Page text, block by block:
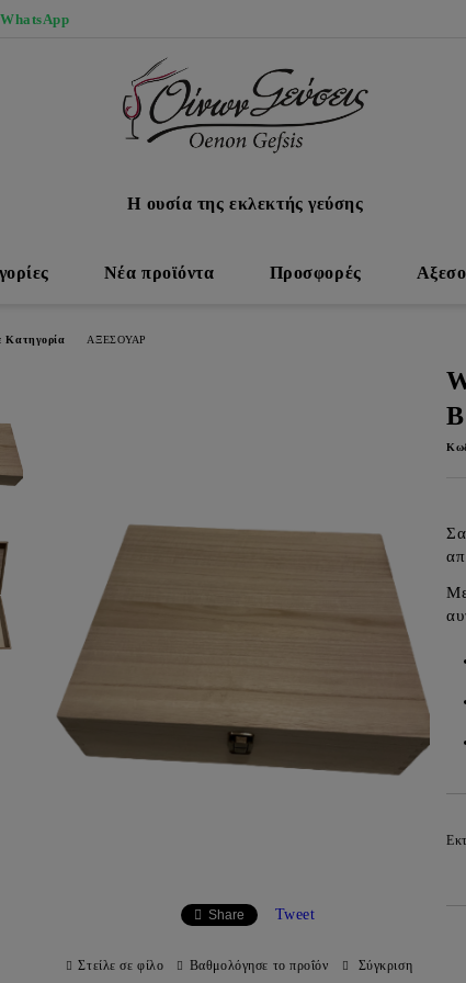
Η ουσία της εκλεκτής γεύσης
Νέα προϊόντα Προσφορές
Κατηγορία ΑΞΕΣΟΥΑΡ
Share Tweet
Στείλε σε φίλο Βαθμολόγησε το προΐόν Σύγκριση